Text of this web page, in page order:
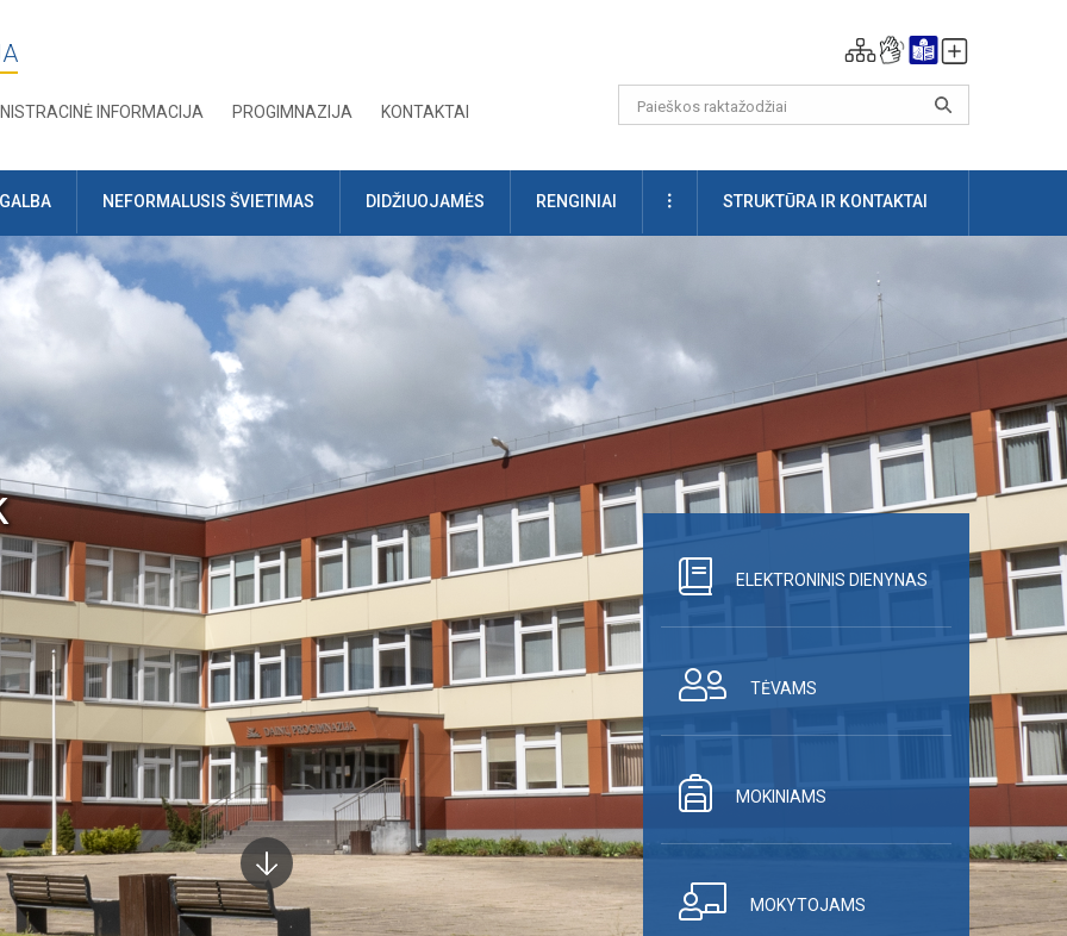
INFORMACIJA PROGIMNAZIJA KONTAKTAI
NEFORMALUSIS ŠVIETIMAS DIDŽIUOJAMĖS RENGINIAI DAUGIAUSTRUKTŪRA IR KONTAKTAI
Į
apačią
ELEKTRONINIS DIENYNAS
TĖVAMS
MOKINIAMS
MOKYTOJAMS